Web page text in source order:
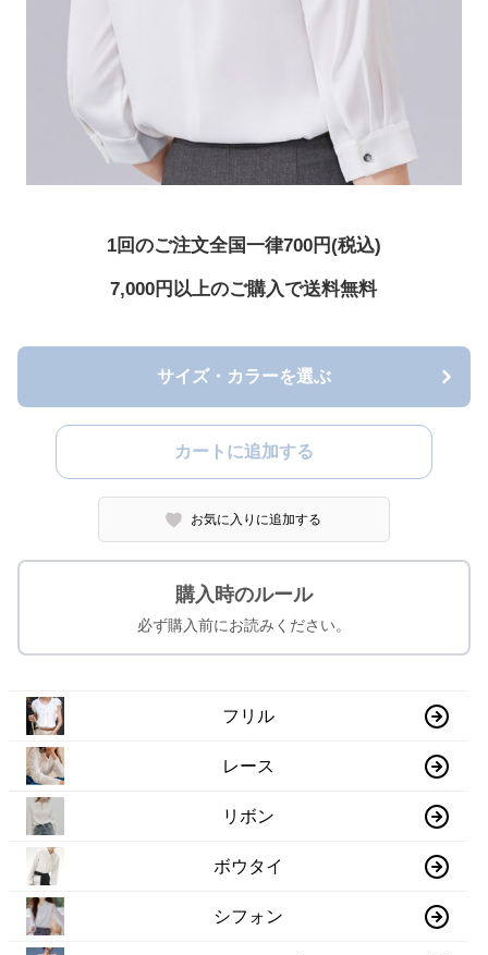
1回のご注文全国一律700円(税込)
7,000円以上のご購入で送料無料
サイズ・カラーを選ぶ
カートに追加する
お気に入りに追加する
購入時のルール
必ず購入前にお読みください。
フリル
レース
リボン
ボウタイ
シフォン